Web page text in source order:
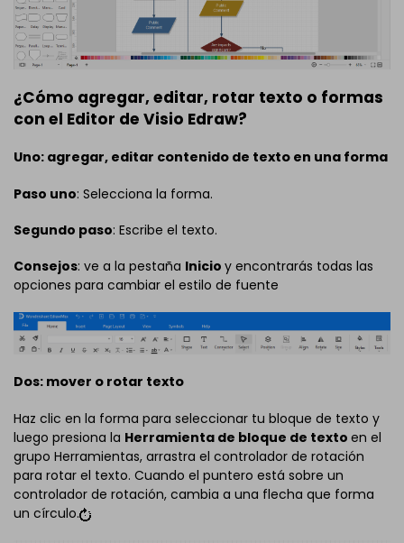
¿Cómo agregar, editar, rotar texto o formas
con el Editor de Visio Edraw?
Uno: agregar, editar contenido de texto en una forma
Paso uno: Selecciona la forma.
Segundo paso: Escribe el texto.
Consejos: ve a la pestaña Inicio y encontrarás todas las
opciones para cambiar el estilo de fuente
Dos: mover o rotar texto
Haz clic en la forma para seleccionar tu bloque de texto y
luego presiona la Herramienta de bloque de texto en el
grupo Herramientas, arrastra el controlador de rotación
para rotar el texto. Cuando el puntero está sobre un
controlador de rotación, cambia a una flecha que forma
un círculo.